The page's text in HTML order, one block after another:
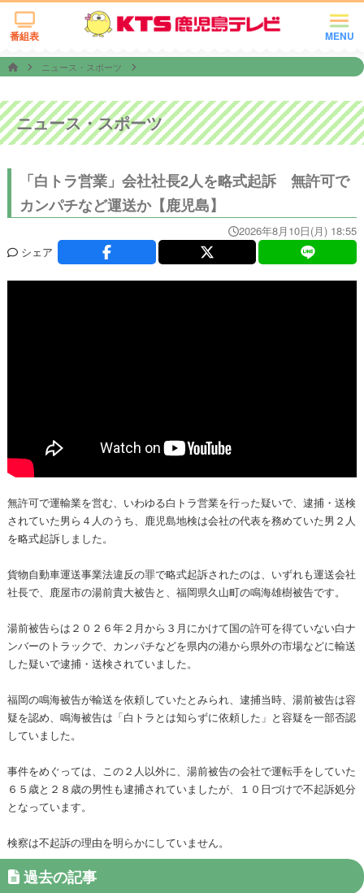
MENU
番組表
ニュース・スポーツ
ニュース・スポーツ
「白トラ営業」会社社長2人を略式起訴 無許可で
カンパチなど運送か【鹿児島】
2026年8月10日(月) 18:55
シェア
無許可で運輸業を営む、いわゆる白トラ営業を行った疑いで、逮捕・送検
されていた男ら４人のうち、鹿児島地検は会社の代表を務めていた男２人
を略式起訴しました。
貨物自動車運送事業法違反の罪で略式起訴されたのは、いずれも運送会社
社長で、鹿屋市の湯前貴大被告と、福岡県久山町の鳴海雄樹被告です。
湯前被告らは２０２６年２月から３月にかけて国の許可を得ていない白ナ
ンバーのトラックで、カンパチなどを県内の港から県外の市場などに輸送
した疑いで逮捕・送検されていました。
福岡の鳴海被告が輸送を依頼していたとみられ、逮捕当時、湯前被告は容
疑を認め、鳴海被告は「白トラとは知らずに依頼した」と容疑を一部否認
していました。
事件をめぐっては、この２人以外に、湯前被告の会社で運転手をしていた
６５歳と２８歳の男性も逮捕されていましたが、１０日づけで不起訴処分
となっています。
検察は不起訴の理由を明らかにしていません。
過去の記事